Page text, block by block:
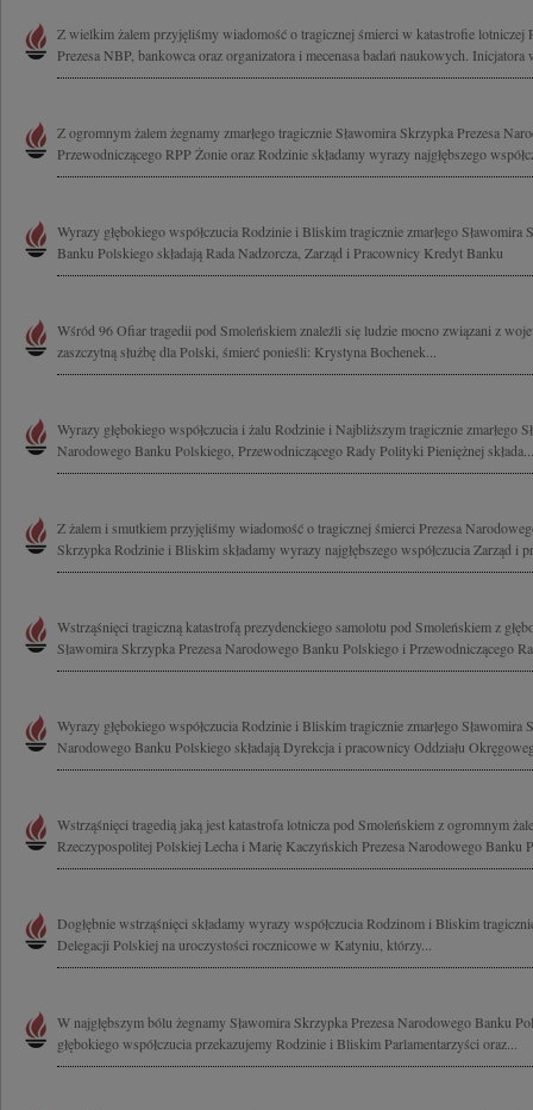
Z wielkim żalem przyjęliśmy wiadomość o tragicznej śmierci w katastrofie lotniczej
Prezesa NBP, bankowca oraz organizatora i mecenasa badań naukowych. Inicjatora
Z ogromnym żalem żegnamy zmarłego tragicznie Sławomira Skrzypka Prezesa
Przewodniczącego RPP Żonie oraz Rodzinie składamy wyrazy najgłębszego
Wyrazy głębokiego współczucia Rodzinie i Bliskim tragicznie zmarłego Sławomira
Banku Polskiego składają Rada Nadzorcza, Zarząd i Pracownicy Kredyt Banku
Wśród 96 Ofiar tragedii pod Smoleńskiem znaleźli się ludzie mocno związani z
zaszczytną służbę dla Polski, śmierć ponieśli: Krystyna Bochenek...
Wyrazy głębokiego współczucia i żalu Rodzinie i Najbliższym tragicznie zmarłego
Narodowego Banku Polskiego, Przewodniczącego Rady Polityki Pieniężnej składa...
Z żalem i smutkiem przyjęliśmy wiadomość o tragicznej śmierci Prezesa
Skrzypka Rodzinie i Bliskim składamy wyrazy najgłębszego współczucia Zarząd i
Wstrząśnięci tragiczną katastrofą prezydenckiego samolotu pod Smoleńskiem z
Sławomira Skrzypka Prezesa Narodowego Banku Polskiego i Przewodniczącego
Wyrazy głębokiego współczucia Rodzinie i Bliskim tragicznie zmarłego Sławomira
Narodowego Banku Polskiego składają Dyrekcja i pracownicy Oddziału
Wstrząśnięci tragedią jaką jest katastrofa lotnicza pod Smoleńskiem z ogromnym
Rzeczypospolitej Polskiej Lecha i Marię Kaczyńskich Prezesa Narodowego Banku
Dogłębnie wstrząśnięci składamy wyrazy współczucia Rodzinom i Bliskim
Delegacji Polskiej na uroczystości rocznicowe w Katyniu, którzy...
W najgłębszym bólu żegnamy Sławomira Skrzypka Prezesa Narodowego Banku
głębokiego współczucia przekazujemy Rodzinie i Bliskim Parlamentarzyści oraz...